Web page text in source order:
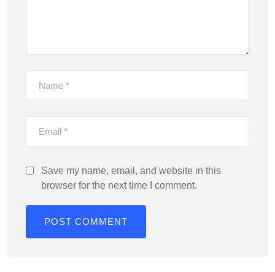
Save my name, email, and website in this
browser for the next time I comment.